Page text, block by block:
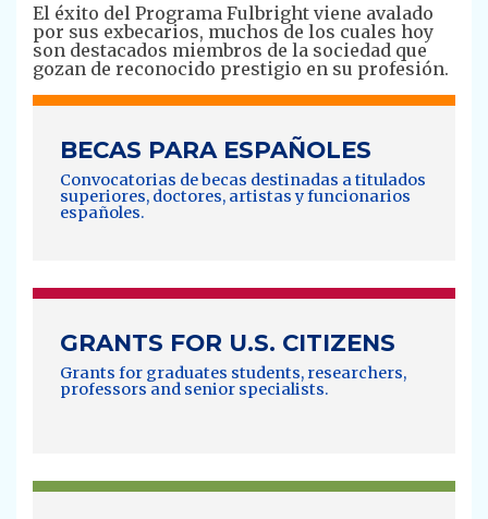
El éxito del Programa Fulbright viene avalado
por sus exbecarios, muchos de los cuales hoy
son destacados miembros de la sociedad que
gozan de reconocido prestigio en su profesión.
BECAS PARA ESPAÑOLES
Convocatorias de becas destinadas a titulados
superiores, doctores, artistas y funcionarios
españoles.
GRANTS FOR U.S. CITIZENS
Grants for graduates students, researchers,
professors and senior specialists.